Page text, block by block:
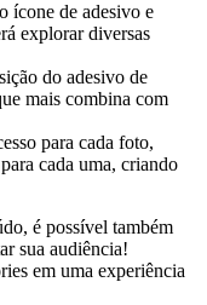
ícone de adesivo e
explorar diversas
do adesivo ‌de
mais combina com
para cada ⁣foto,
cada uma, criando⁤
é possível também
sua audiência!
em uma ⁤experiência